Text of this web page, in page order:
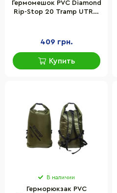
Гермомешок PVC Diamond
Rip-Stop 20 Tramp UTRA-
409 грн.
Купить
В наличии
Герморюкзак PVC